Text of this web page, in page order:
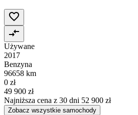
Używane
2017
Benzyna
96658 km
0 zł
49 900 zł
Najniższa cena z 30 dni 52 900 zł
Zobacz wszystkie samochody